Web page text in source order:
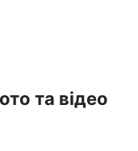
та відео